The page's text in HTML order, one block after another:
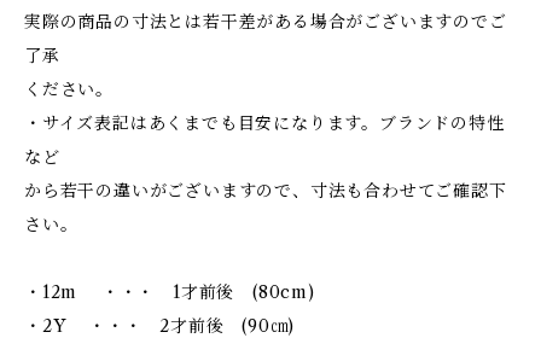
実際の商品の寸法とは若干差がある場合がございますのでご
了承
ください。
・サイズ表記はあくまでも目安になります。ブランドの特性
など
から若干の違いがございますので、寸法も合わせてご確認下
さい。
・12m ・・・ 1才前後 (80cm)
・2Y ・・・ 2才前後 (90㎝)